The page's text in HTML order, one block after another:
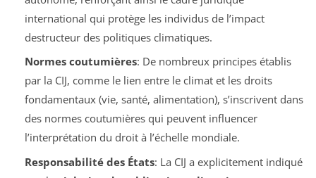
international qui protège les individus de l’impact
destructeur des politiques climatiques.
Normes coutumières: De nombreux principes établis
par la CIJ, comme le lien entre le climat et les droits
fondamentaux (vie, santé, alimentation), s’inscrivent dans
des normes coutumières qui peuvent influencer
l’interprétation du droit à l’échelle mondiale.
Responsabilité des États: La CIJ a explicitement indiqué